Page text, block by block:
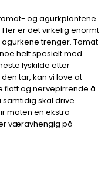
og agurkplantene
er det virkelig enormt
trenger. Tomat
helt spesielt med
lyskilde etter
tar, kan vi love at
flott og nervepirrende å
skal drive
maten en ekstra
væravhengig på